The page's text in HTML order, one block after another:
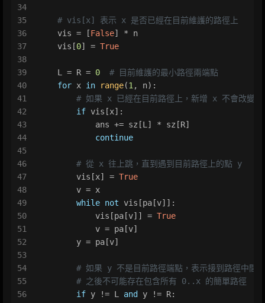
34
35
36
37
38
39
40
41
42
43
44
45
46
47
48
49
50
51
52
53
54
55
56
# vis[x] 表示 x 是否已經在目前維護的路徑上
    vis = [
False] * n
    vis[
0] = True
    L = R =
0
# 目前維護的最小路徑兩端點
for x in range(1 , n):
# 如果 x 已經在目前路徑上，新增 x 不會改變條
if vis[x]:
            ans += sz[L] * sz[R]
continue
# 從 x 往上跳，直到遇到目前路徑上的點 y
        vis[x] =
True
        v = x
while not vis[pa[v]]:
            vis[pa[v]] =
True
            v = pa[v]
        y = pa[v]
# 如果 y 不是目前路徑端點，表示接到路徑中間
# 之後不可能存在包含所有 0..x 的簡單路徑
if y != L and
y != R: